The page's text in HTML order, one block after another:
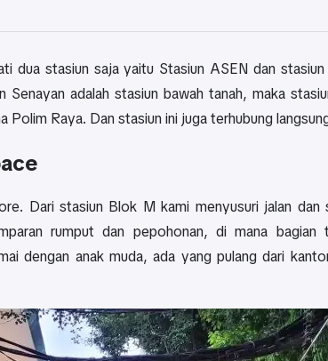
dua stasiun saja yaitu Stasiun ASEN dan
adalah stasiun bawah tanah, maka
Raya. Dan stasiun ini juga terhubung
Dari stasiun Blok M kami menyusuri jalan dan
rumput dan pepohonan, di mana bagian
dengan anak muda, ada yang pulang dari